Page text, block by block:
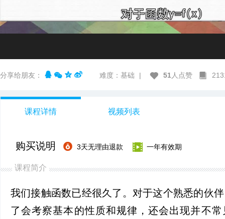
分享给朋友： 难度：基础 | 51 人点赞
课程详情 视频列表
购买说明 3天无理由退款 一年有效期
课程简介
我们接触函数已经很久了。对于这个熟悉的伙
了会考察基本的性质和规律，还会出现并不